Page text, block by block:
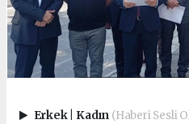
Erkek Kadın (Haberi Sesli